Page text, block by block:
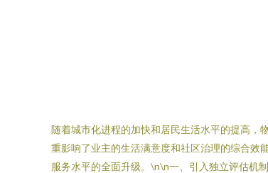
随着城市化进程的加快和居民生活水平的提高，
重影响了业主的生活满意度和社区治理的综合效
服务水平的全面升级。\n\n一、引入独立评估机